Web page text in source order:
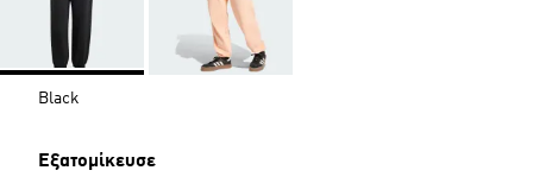
Black
Εξατομίκευσε